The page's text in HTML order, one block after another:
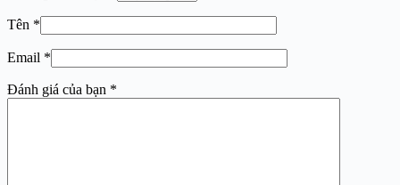
Tên *
Email *
Đánh giá của bạn *